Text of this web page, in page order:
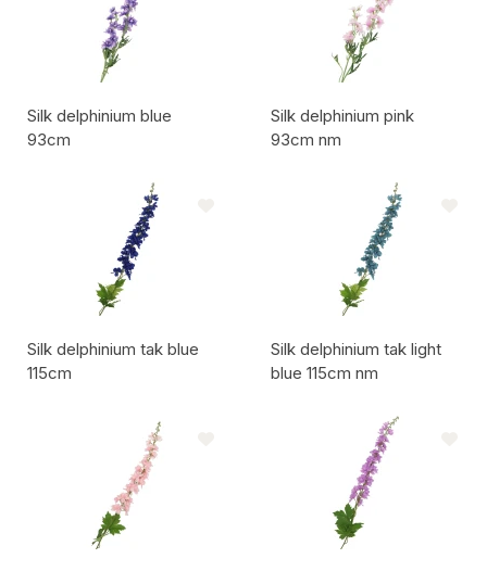
Silk delphinium blue
93cm
Silk delphinium pink
93cm nm
Silk delphinium tak blue
115cm
Silk delphinium tak light
blue 115cm nm